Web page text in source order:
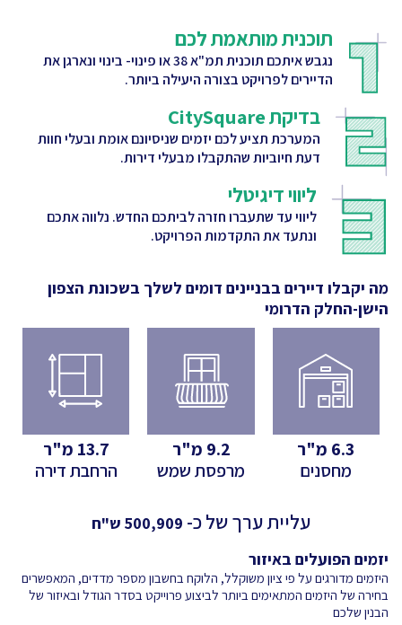
תוכנית מותאמת לכם
נגבש איתכם תוכנית תמ"א 38 או פינוי- בינוי ונארגן את
הדיירים לפרויקט בצורה היעילה ביותר.
בדיקת CitySquare
המערכת תציע לכם יזמים שניסיונם אומת ובעלי חוות
דעת חיוביות שהתקבלו מבעלי דירות.
ליווי דיגיטלי
ליווי עד שתעברו חזרה לביתכם החדש. נלווה אתכם
ונתעד את התקדמות הפרויקט.
מה יקבלו דיירים בבניינים דומים לשלך בשכונת הצפון
הישן-החלק הדרומי
6.3 מ"ר
מחסנים
9.2 מ"ר
מרפסת שמש
13.7 מ"ר
הרחבת דירה
עליית ערך של כ-
ש"ח
יזמים הפועלים באיזור
היזמים מדורגים על פי ציון משוקלל, הלוקח בחשבון מספר מדדים, המאפשרים
בחירה של היזמים המתאימים ביותר לביצוע פרוייקט בסדר הגודל ובאיזור של
הבנין שלכם